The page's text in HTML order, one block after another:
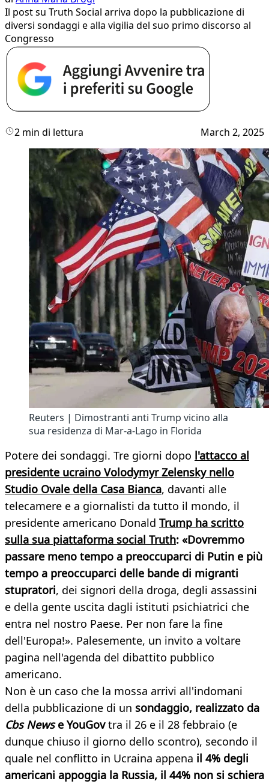
Il post su Truth Social arriva dopo la pubblicazione di
diversi sondaggi e alla vigilia del suo primo discorso al
Congresso
2 min di lettura March 2, 2025
Reuters | Dimostranti anti Trump vicino alla
sua residenza di Mar-a-Lago in Florida
Potere dei sondaggi. Tre giorni dopo l'attacco al
presidente ucraino Volodymyr Zelensky nello
Studio Ovale della Casa Bianca, davanti alle
telecamere e a giornalisti da tutto il mondo, il
presidente americano Donald Trump ha scritto
sulla sua piattaforma social Truth: «Dovremmo
passare meno tempo a preoccuparci di Putin e più
tempo a preoccuparci delle bande di migranti
stupratori, dei signori della droga, degli assassini
e della gente uscita dagli istituti psichiatrici che
entra nel nostro Paese. Per non fare la fine
dell'Europa!». Palesemente, un invito a voltare
pagina nell'agenda del dibattito pubblico
americano.
Non è un caso che la mossa arrivi all'indomani
della pubblicazione di un sondaggio, realizzato da
Cbs Newse YouGovtra il 26 e il 28 febbraio (e
dunque chiuso il giorno dello scontro), secondo il
quale nel conflitto in Ucraina appena il 4% degli
americani appoggia la Russia, il 44% non si schiera